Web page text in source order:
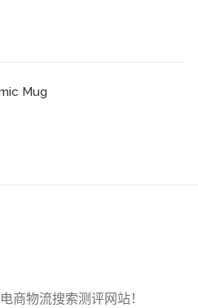
Mug
物流搜索测评网站！